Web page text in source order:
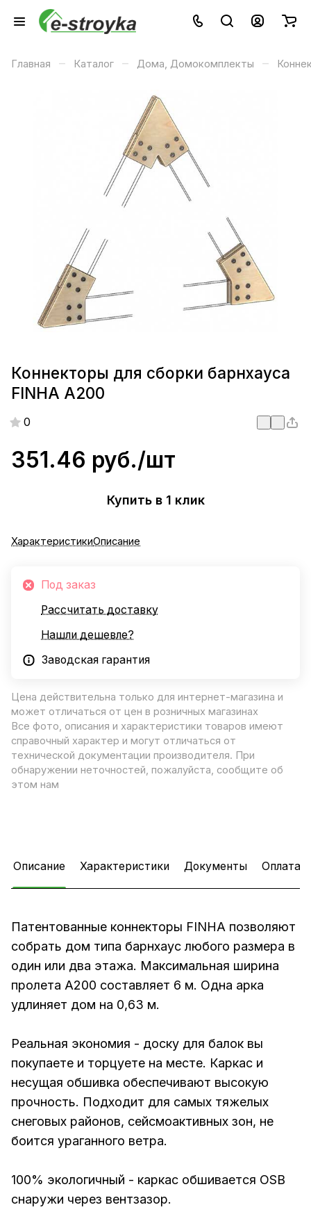
Главная – Каталог – Дома, Домокомплекты –
Коннекторы для сборки барнхауса
FINHA A200
0
351.46 руб./шт
Купить в 1 клик
ХарактеристикиОписание
Под заказ
Рассчитать доставку
Нашли дешевле?
Заводская гарантия
Цена действительна только для интернет-магазина и
может отличаться от цен в розничных магазинах
Все фото, описания и характеристики товаров имеют
справочный характер и могут отличаться от
технической документации производителя. При
обнаружении неточностей, пожалуйста, сообщите об
этом нам
Описание Характеристики Документы Оплата
Патентованные коннекторы FINHA позволяют
собрать дом типа барнхаус любого размера в
один или два этажа. Максимальная ширина
пролета A200 составляет 6 м. Одна арка
удлиняет дом на 0,63 м.
Реальная экономия - доску для балок вы
покупаете и торцуете на месте. Каркас и
несущая обшивка обеспечивают высокую
прочность. Подходит для самых тяжелых
снеговых районов, сейсмоактивных зон, не
боится ураганного ветра.
100% экологичный - каркас обшивается OSB
снаружи через вентзазор.